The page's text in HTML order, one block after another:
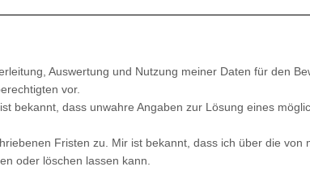
Auswertung und Nutzung meiner Daten für den
vor.
bekannt, dass unwahre Angaben zur Lösung eines
Fristen zu. Mir ist bekannt, dass ich über die von
oder löschen lassen kann.